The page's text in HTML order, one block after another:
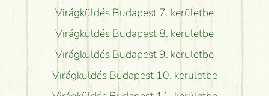
Virágküldés Budapest 7. kerületbe
Virágküldés Budapest 8. kerületbe
Virágküldés Budapest 9. kerületbe
Virágküldés Budapest 10. kerületbe